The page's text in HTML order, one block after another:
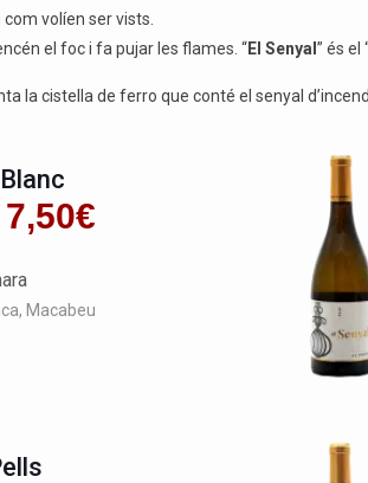
volíen ser vists.
el foc i fa pujar les flames. “El Senyal” és
la cistella de ferro que conté el senyal
7,50€
Macabeu